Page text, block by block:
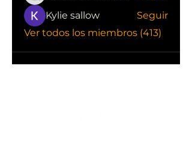
Kylie sallow
Seguir
Ver todos los miembros (413)